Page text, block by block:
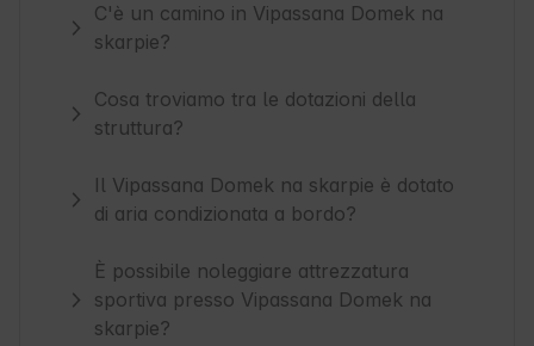
C'è un camino in Vipassana Domek na
skarpie?
Cosa troviamo tra le dotazioni della
struttura?
Il Vipassana Domek na skarpie è dotato
di aria condizionata a bordo?
È possibile noleggiare attrezzatura
sportiva presso Vipassana Domek na
skarpie?